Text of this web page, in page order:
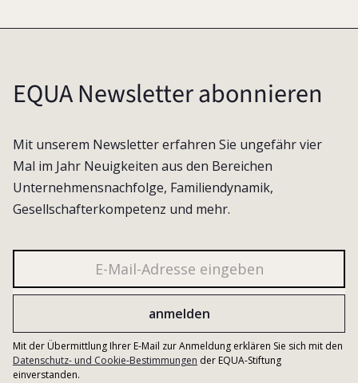
EQUA Newsletter abonnieren
Mit unserem Newsletter erfahren Sie ungefähr vier
Mal im Jahr Neuigkeiten aus den Bereichen
Unternehmensnachfolge, Familiendynamik,
Gesellschafterkompetenz und mehr.
Mit der Übermittlung Ihrer E-Mail zur Anmeldung erklären Sie sich mit den
Datenschutz- und Cookie-Bestimmungen der EQUA-Stiftung
einverstanden.